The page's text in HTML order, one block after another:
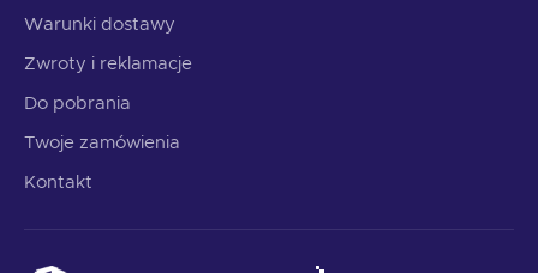
Warunki dostawy
Zwroty i reklamacje
Do pobrania
Twoje zamówienia
Kontakt